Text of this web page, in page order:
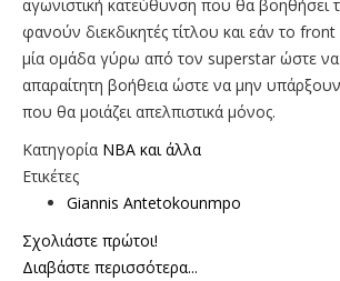
αγωνιστική κατεύθυνση που θα βοηθήσει
φανούν διεκδικητές τίτλου και εάν το
μία ομάδα γύρω από τον superstar ώστε να
απαραίτητη βοήθεια ώστε να μην
που θα μοιάζει απελπιστικά μόνος.
Κατηγορία NBA και άλλα
Ετικέτες
Giannis Antetokounmpo
Σχολιάστε πρώτοι!
Διαβάστε περισσότερα...